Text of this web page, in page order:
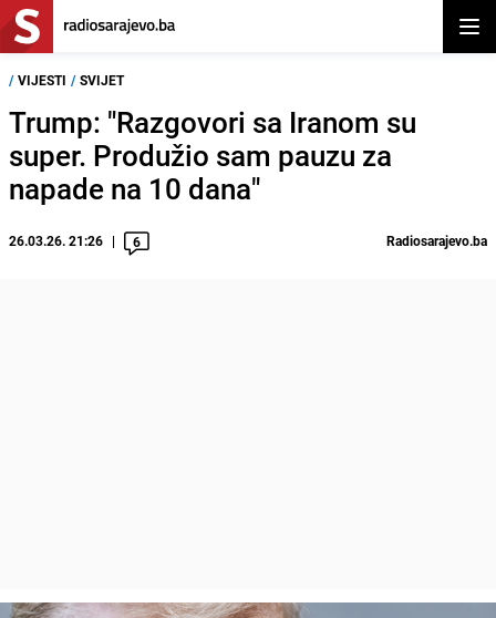
/ VIJESTI / SVIJET
Trump: "Razgovori sa Iranom su
super. Produžio sam pauzu za
napade na 10 dana"
26.03.26. 21:26 6 Radiosarajevo.ba